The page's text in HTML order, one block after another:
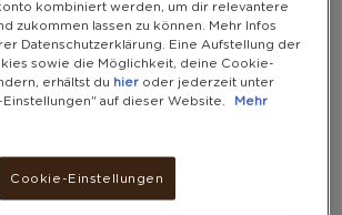
kombiniert werden, um dir relevantere
zukommen lassen zu können. Mehr Infos
Datenschutzerklärung. Eine Aufstellung der
sowie die Möglichkeit, deine Cookie-
erhältst du hier oder jederzeit unter
auf dieser Website.
Mehr
Cookie-Einstellungen